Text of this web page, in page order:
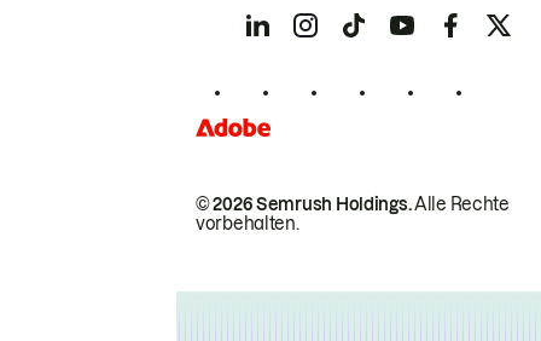
© 2026 Semrush Holdings.Alle Rechte
vorbehalten.